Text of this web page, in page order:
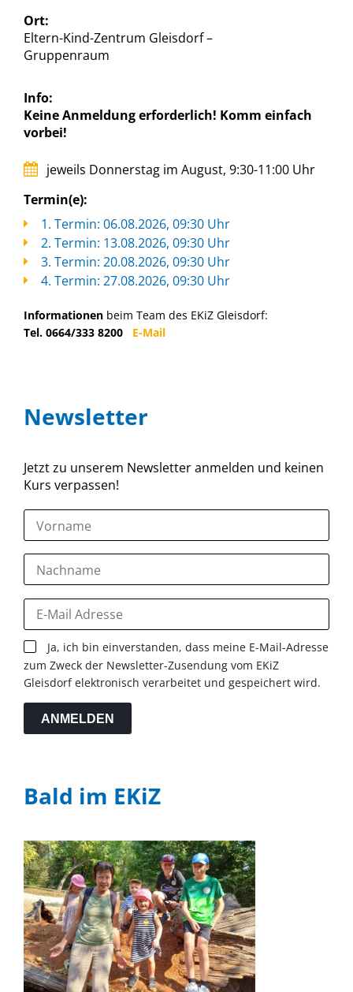
Newsletter
Jetzt zu unserem Newsletter anmelden und keinen
Kurs verpassen!
Ja, ich bin einverstanden, dass meine E-Mail-Adresse
zum Zweck der Newsletter-Zusendung vom EKiZ
Gleisdorf elektronisch verarbeitet und gespeichert wird.
ANMELDEN
Bald im EKiZ
Ort:
Eltern-Kind-Zentrum Gleisdorf –
Gruppenraum
Info:
Keine Anmeldung erforderlich! Komm einfach
vorbei!
jeweils Donnerstag im August, 9:30-11:00 Uhr
Termin(e):
1. Termin: 06.08.2026, 09:30 Uhr
2. Termin: 13.08.2026, 09:30 Uhr
3. Termin: 20.08.2026, 09:30 Uhr
4. Termin: 27.08.2026, 09:30 Uhr
Informationen beim Team des EKiZ Gleisdorf:
Tel. 0664/333 8200 E-Mail